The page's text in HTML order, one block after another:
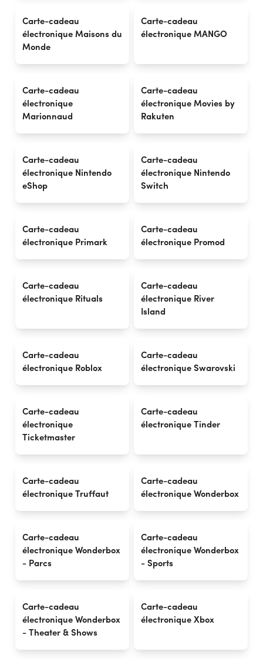
Carte-cadeau
électronique Maisons du
Monde
Carte-cadeau
électronique MANGO
Carte-cadeau
électronique
Marionnaud
Carte-cadeau
électronique Movies by
Rakuten
Carte-cadeau
électronique Nintendo
eShop
Carte-cadeau
électronique Nintendo
Switch
Carte-cadeau
électronique Primark
Carte-cadeau
électronique Promod
Carte-cadeau
électronique Rituals
Carte-cadeau
électronique River
Island
Carte-cadeau
électronique Roblox
Carte-cadeau
électronique Swarovski
Carte-cadeau
électronique
Ticketmaster
Carte-cadeau
électronique Tinder
Carte-cadeau
électronique Truffaut
Carte-cadeau
électronique Wonderbox
Carte-cadeau
électronique Wonderbox
- Parcs
Carte-cadeau
électronique Wonderbox
- Sports
Carte-cadeau
électronique Wonderbox
- Theater & Shows
Carte-cadeau
électronique Xbox